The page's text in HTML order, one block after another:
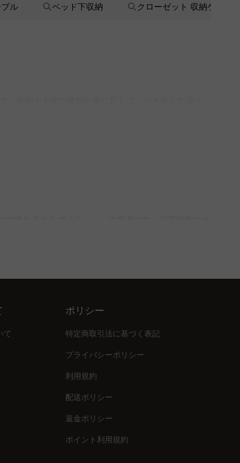
ル ベッド下収納 クローゼット 収納ケース
で統一感を持たせると、空間に洗練が生まれます。
高める選択肢はここにあます。
て
ポリシー
特定商取引法に基づく表記
プライバシーポリシー
利用規約
配送ポリシー
返金ポリシー
ポイント利用規約